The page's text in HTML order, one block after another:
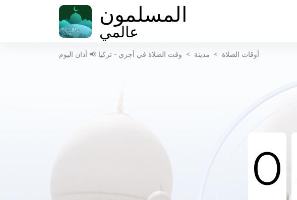
المسلمون
عالمي
أوقات الصلاة > مدينة > وقت الصلاة في أجري - تركيا 📢 أذان اليوم
0